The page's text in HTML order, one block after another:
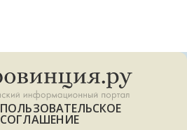
ПОЛЬЗОВАТЕЛЬСКОЕ
СОГЛАШЕНИЕ